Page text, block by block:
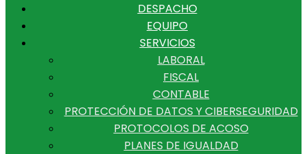
DESPACHO
EQUIPO
SERVICIOS
LABORAL
FISCAL
CONTABLE
PROTECCIÓN DE DATOS Y CIBERSEGURIDAD
PROTOCOLOS DE ACOSO
PLANES DE IGUALDAD